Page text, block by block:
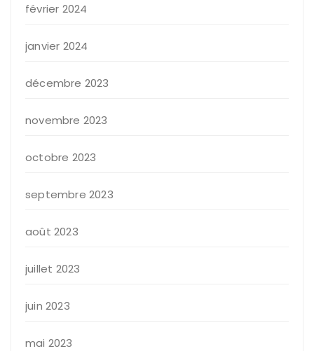
février 2024
janvier 2024
décembre 2023
novembre 2023
octobre 2023
septembre 2023
août 2023
juillet 2023
juin 2023
mai 2023